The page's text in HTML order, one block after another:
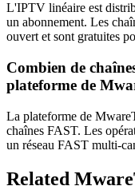
L'IPTV linéaire est
un abonnement. Les
ouvert et sont gratuites
Combien de
plateforme de
La plateforme de
chaînes FAST. Les
un réseau FAST multi-
Related